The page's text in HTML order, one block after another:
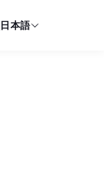
日本語